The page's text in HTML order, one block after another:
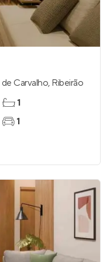
Carvalho, Ribeirão
1
1